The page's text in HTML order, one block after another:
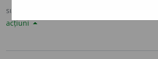
sursa:
acțiuni